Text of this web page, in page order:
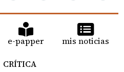
e-papper mis noticias
CRÍTICA